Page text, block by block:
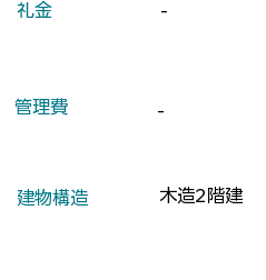
​礼金 -
​管理費 -
​建物構造 木造2階建